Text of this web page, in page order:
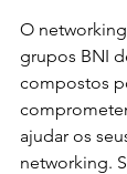
O
grupos BNI
compostos
ajudar os
networking.